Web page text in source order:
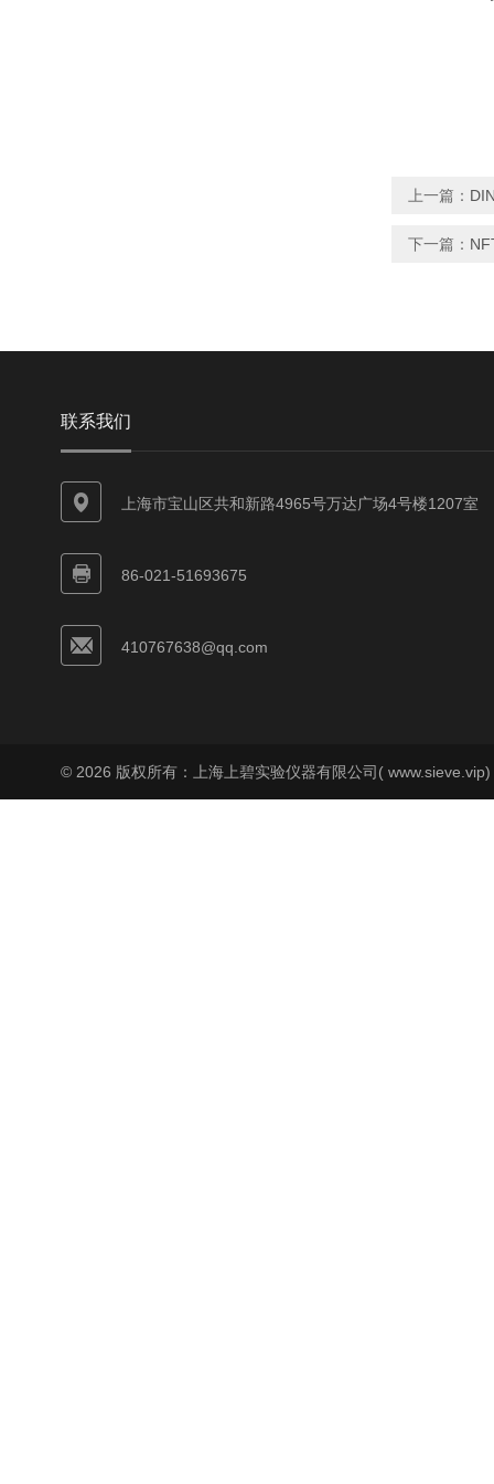
上一篇：
下一篇：
联系我们
上海市宝山区共和新路4965号万达广场4号楼1207室
86-021-51693675
410767638@qq.com
© 2026 版权所有：上海上碧实验仪器有限公司(